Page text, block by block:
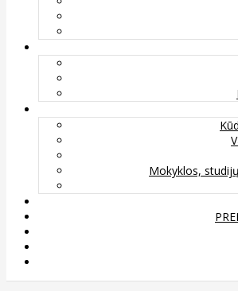
Mokyklos,